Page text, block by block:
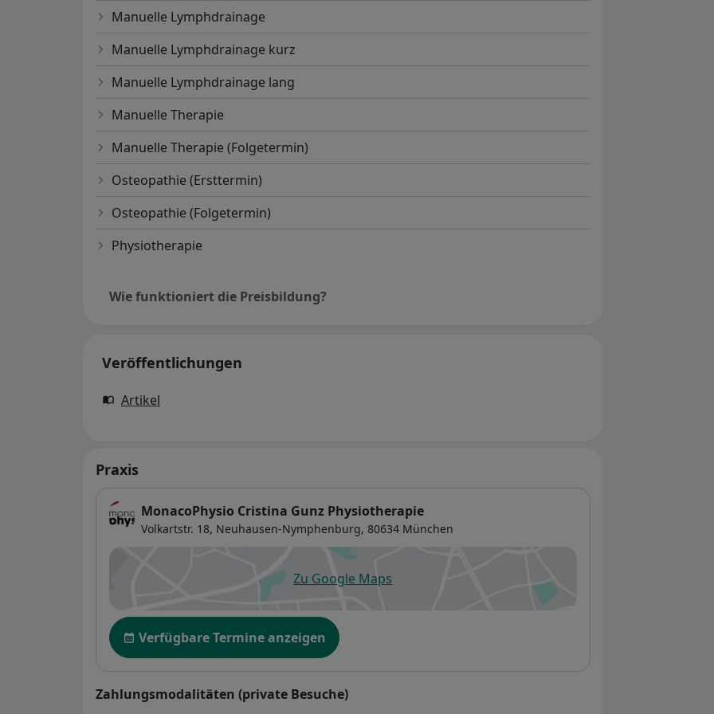
Manuelle Lymphdrainage
Manuelle Lymphdrainage kurz
Manuelle Lymphdrainage lang
Manuelle Therapie
Manuelle Therapie (Folgetermin)
Osteopathie (Ersttermin)
Osteopathie (Folgetermin)
Physiotherapie
Wie funktioniert die Preisbildung?
Veröffentlichungen
Artikel
Praxis
MonacoPhysio Cristina Gunz Physiotherapie
Volkartstr. 18, Neuhausen-Nymphenburg, 80634 München
Zu Google Mapsöffnet in einer neuen Registerkarte
Verfügbarkeit
Verfügbare Termine anzeigen
Zahlungsmodalitäten (private Besuche)